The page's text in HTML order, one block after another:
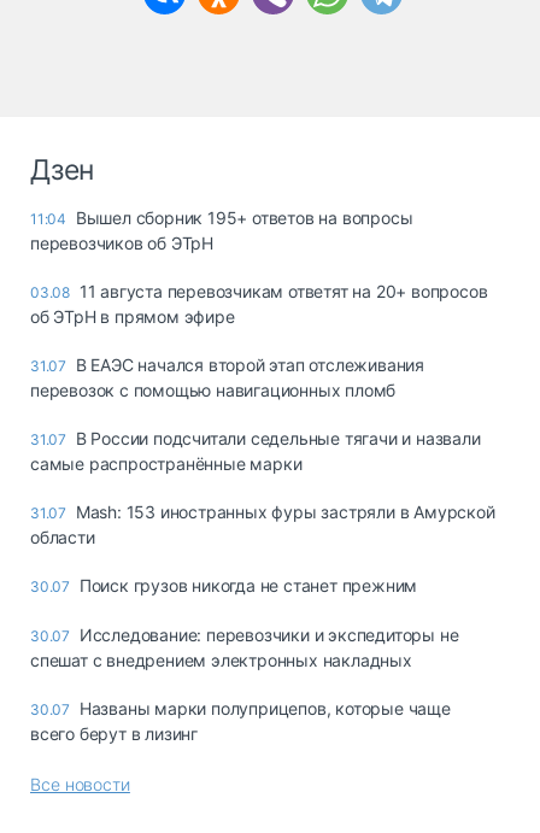
Дзен
11:04
Вышел сборник 195+ ответов на вопросы
перевозчиков об ЭТрН
03.08 11 августа перевозчикам ответят на 20+ вопросов
об ЭТрН в прямом эфире
31.07
В ЕАЭС начался второй этап отслеживания
перевозок с помощью навигационных пломб
31.07
В России подсчитали седельные тягачи и назвали
самые распространённые марки
31.07
Mash: 153 иностранных фуры застряли в Амурской
области
30.07 Поиск грузов никогда не станет прежним
30.07
Исследование: перевозчики и экспедиторы не
спешат с внедрением электронных накладных
30.07
Названы марки полуприцепов, которые чаще
всего берут в лизинг
Все новости